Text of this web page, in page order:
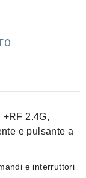
2.4G,
e pulsante a
e interruttori